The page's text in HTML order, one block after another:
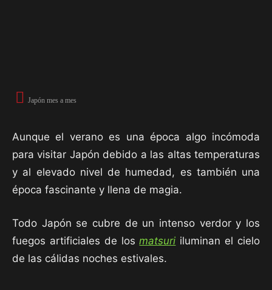
Japón mes a mes
Aunque el verano es una época algo incómoda
para visitar Japón debido a las altas temperaturas
y al elevado nivel de humedad, es también una
época fascinante y llena de magia.
Todo Japón se cubre de un intenso verdor y los
fuegos artificiales de losmatsuri iluminan el cielo
de las cálidas noches estivales.